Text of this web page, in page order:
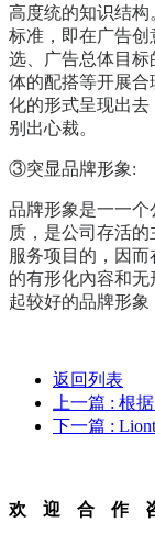
高度统的知识结构
标准，即在广告
选、广告总体目
体的配搭等开展合
化的形式呈现出
别出心裁。
③突显品牌形象:
品牌形象是一一
质，是公司存活
服务项目的，因
的有形化內容和
起较好的品牌形象
返回列表
上一篇 : 根
下一篇 :
欢迎合作